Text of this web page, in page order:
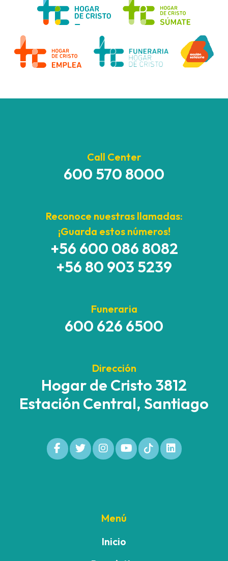
Call Center
600 570 8000
Reconoce nuestras llamadas:
¡Guarda estos números!
+56 600 086 8082
+56 80 903 5239
Funeraria
600 626 6500
Dirección
Hogar de Cristo 3812
Estación Central, Santiago
Menú
Inicio